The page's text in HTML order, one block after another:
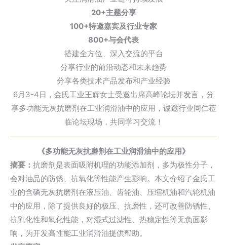
20+主题分享
100+特邀嘉宾及行业专家
800+与会代表
搭建全方位、深入交流的平台
分享行业的前沿动态和未来趋势
分享各类技术产品发布和产业经验
6月3-4日，金氏工业王辉女士受邀出席高峰论坛并发言，分
享多功能无灰抗磨剂在工业润滑油中的应用，诚邀行业同仁莅
临论坛现场，共同学习交流！
《多功能无灰抗磨剂在工业润滑油中的应用》
摘要： 抗磨剂是表面吸附机理的功能添加剂，多为极性分子，
会对油品的防锈、抗氧化等性能产生影响。本文介绍了金氏工
业的含磷无灰抗磨剂在液压油、齿轮油、压缩机油和汽轮机油
中的应用，除了提供良好的极压、抗磨性，还可改善防锈性、
抗乳化性和氧化性能，对湿式过滤性、热稳定性等无负面影
响，为开发高性能工业润滑油提供帮助。